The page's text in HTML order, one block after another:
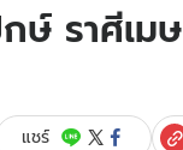
ษ์ ราศีเมษ
แชร์